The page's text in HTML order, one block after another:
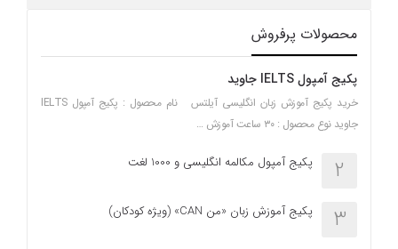
محصولات پرفروش
پکیج آمپول IELTS جاوید
خرید پکیج آموزش زبان انگلیسی آیلتس نام محصول : پکیج آمپول IELTS
جاوید نوع محصول : ۳۰ ساعت آموزش …
2 پکیج آمپول مکالمه انگلیسی و 1000 لغت
3 پکیج آموزش زبان «من CAN» (ویژه کودکان)